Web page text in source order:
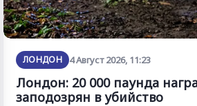
ЛОНДОН 4 Август 2026, 11:23
Лондон: 20 000 паунда
заподозрян в убийство